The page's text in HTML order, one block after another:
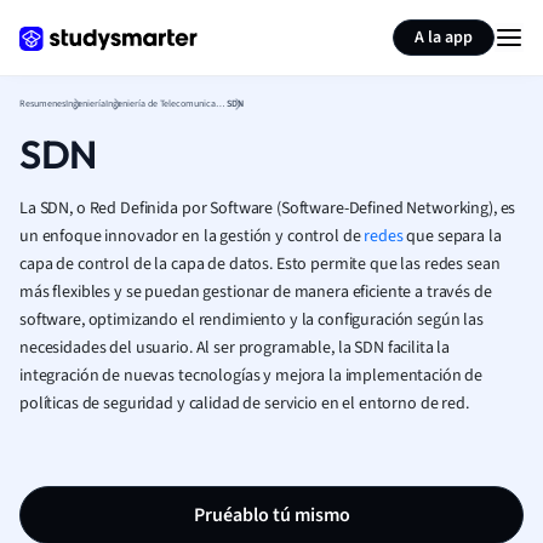
A la app
ResumenesIngeniería Ingeniería de Telecomunicaciones (Ingeniería)SDN
SDN
La SDN, o Red Definida por Software (Software-Defined Networking), es
un enfoque innovador en la gestión y control deredesque separa la
capa de control de la capa de datos. Esto permite que las redes sean
más flexibles y se puedan gestionar de manera eficiente a través de
software, optimizando el rendimiento y la configuración según las
necesidades del usuario. Al ser programable, la SDN facilita la
integración de nuevas tecnologías y mejora la implementación de
políticas de seguridad y calidad de servicio en el entorno de red.
Pruéablo tú mismo
Resumir página